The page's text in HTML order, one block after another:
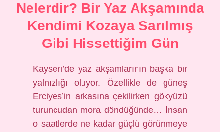
Nelerdir? Bir Yaz Akşamında
Kendimi Kozaya Sarılmış
Gibi Hissettiğim Gün
Kayseri’de yaz akşamlarının başka bir
yalnızlığı oluyor. Özellikle de güneş
Erciyes’in arkasına çekilirken gökyüzü
turuncudan mora döndüğünde… İnsan
o saatlerde ne kadar güçlü görünmeye